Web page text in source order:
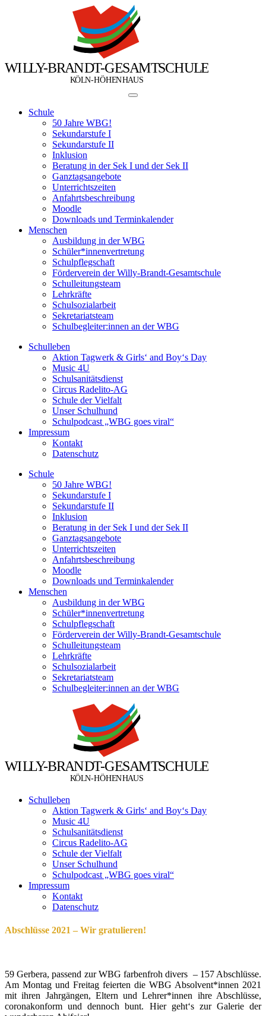
WILLY-BRANDT-GESAMTSCHULE
KÖLN-HÖHENHAUS
Schule
50 Jahre WBG!
Sekundarstufe I
Sekundarstufe II
Inklusion
Beratung in der Sek I und der Sek II
Ganztagsangebote
Unterrichtszeiten
Anfahrtsbeschreibung
Moodle
Downloads und Terminkalender
Menschen
Ausbildung in der WBG
Schüler*innenvertretung
Schulpflegschaft
Förderverein der Willy-Brandt-Gesamtschule
Schulleitungsteam
Lehrkräfte
Schulsozialarbeit
Sekretariatsteam
Schulbegleiter:innen an der WBG
Schulleben
Aktion Tagwerk & Girls‘ and Boy‘s Day
Music 4U
Schulsanitätsdienst
Circus Radelito-AG
Schule der Vielfalt
Unser Schulhund
Schulpodcast „WBG goes viral“
Impressum
Kontakt
Datenschutz
Schule
50 Jahre WBG!
Sekundarstufe I
Sekundarstufe II
Inklusion
Beratung in der Sek I und der Sek II
Ganztagsangebote
Unterrichtszeiten
Anfahrtsbeschreibung
Moodle
Downloads und Terminkalender
Menschen
Ausbildung in der WBG
Schüler*innenvertretung
Schulpflegschaft
Förderverein der Willy-Brandt-Gesamtschule
Schulleitungsteam
Lehrkräfte
Schulsozialarbeit
Sekretariatsteam
Schulbegleiter:innen an der WBG
WILLY-BRANDT-GESAMTSCHULE
KÖLN-HÖHENHAUS
Schulleben
Aktion Tagwerk & Girls‘ and Boy‘s Day
Music 4U
Schulsanitätsdienst
Circus Radelito-AG
Schule der Vielfalt
Unser Schulhund
Schulpodcast „WBG goes viral“
Impressum
Kontakt
Datenschutz
Abschlüsse 2021 – Wir gratulieren!
59 Gerbera, passend zur WBG farbenfroh divers – 157 Abschlüsse.
Am Montag und Freitag feierten die WBG Absolvent*innen 2021
mit ihren Jahrgängen, Eltern und Lehrer*innen ihre Abschlüsse,
coronakonform und dennoch bunt. Hier geht‘s zur Galerie der